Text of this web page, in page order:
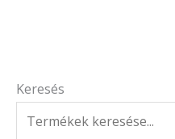
Keresés